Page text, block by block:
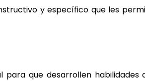
y específico que les
que desarrollen habilidades